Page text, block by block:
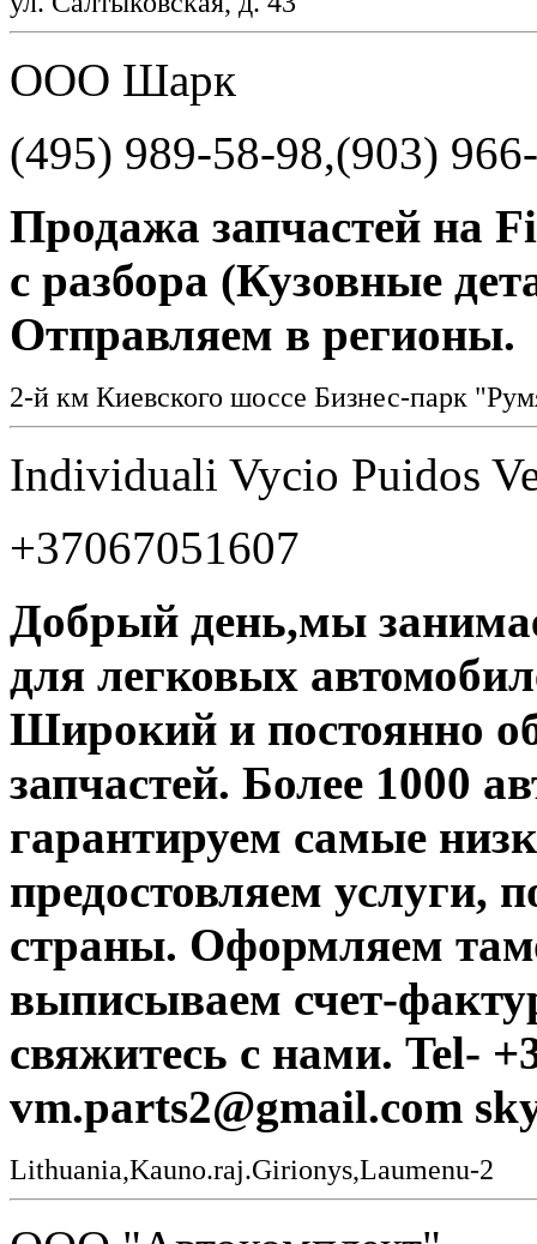
ООО Шарк
(495) 989-58-98,(903)
Продажа запчастей на
с разбора (Кузовные
Отправляем в регионы.
2-й км Киевского шоссе Бизнес-парк
Individuali Vycio Puidos
+37067051607
Добрый день,мы
для легковых
Широкий и постоянно
запчастей. Более 1000
гарантируем самые
предостовляем услуги,
страны. Оформляем
выписываем счет-
свяжитесь с нами. Tel-
vm.parts2@gmail.com
Lithuania,Kauno.raj.Girionys,Laumenu-2